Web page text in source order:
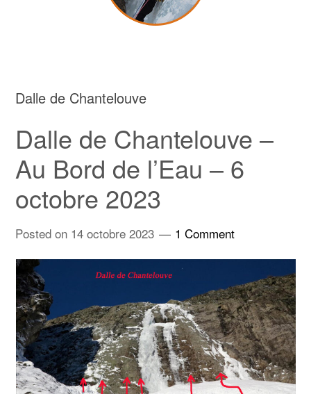
Dalle de Chantelouve
Dalle de Chantelouve –
Au Bord de l’Eau – 6
octobre 2023
Posted on 14 octobre 2023 1 Comment